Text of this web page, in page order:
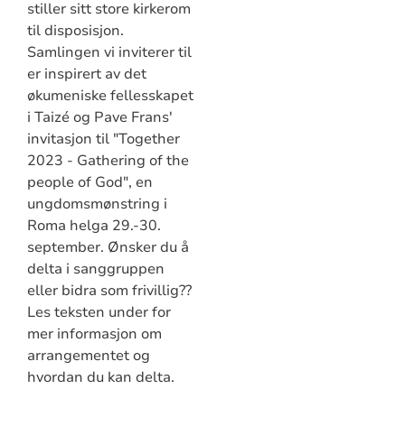
stiller sitt store kirkerom
til disposisjon.
Samlingen vi inviterer til
er inspirert av det
økumeniske fellesskapet
i Taizé og Pave Frans'
invitasjon til "Together
2023 - Gathering of the
people of God", en
ungdomsmønstring i
Roma helga 29.-30.
september. Ønsker du å
delta i sanggruppen
eller bidra som frivillig??
Les teksten under for
mer informasjon om
arrangementet og
hvordan du kan delta.